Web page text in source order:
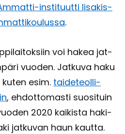
​instituutti Ii­sa­kis­
.
voi hakea jat­
vuo­den. Jat­ku­va haku
esim. tai­de­teol­li­
, eh­dot­to­mas­ti suo­si­tuin
2020 kai­kis­ta ha­ki­
jat­ku­van haun kaut­ta.